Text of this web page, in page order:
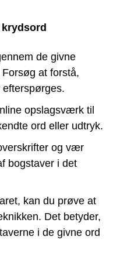
de givne
at forstå,
efterspørges.
opslagsværk til
ord eller udtryk.
og vær
bogstaver i det
kan du prøve at
Det betyder,
i de givne ord